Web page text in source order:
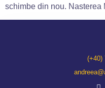
schimbe din nou.
(+40)